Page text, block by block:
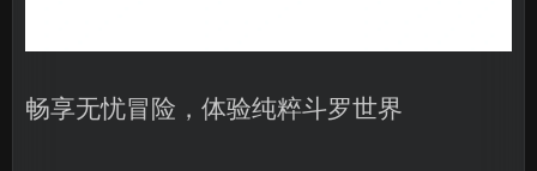
畅享无忧冒险，体验纯粹斗罗世界